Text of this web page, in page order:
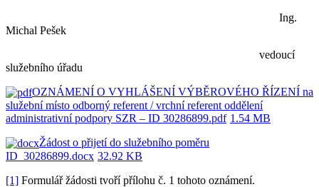
Ing.
Michal Pešek
vedoucí
služebního úřadu
OZNÁMENÍ O VYHLÁŠENÍ VÝBĚROVÉHO ŘÍZENÍ na
služební místo odborný referent / vrchní referent oddělení
administrativní podpory SZR – ID 30286899.pdf 1.54 MB
Žádost o přijetí do služebního poměru
ID_30286899.docx 32.92 KB
[1] Formulář žádosti tvoří přílohu č. 1 tohoto oznámení.